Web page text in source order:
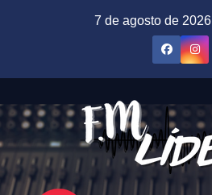
7 de agosto de 2026